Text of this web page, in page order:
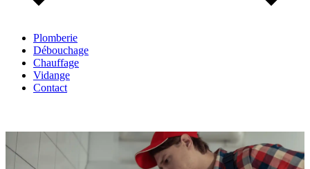
Plomberie
Débouchage
Chauffage
Vidange
Contact